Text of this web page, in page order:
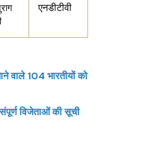
एनडीटीवी
वाले 104 भारतीयों को
विजेताओं की सूची